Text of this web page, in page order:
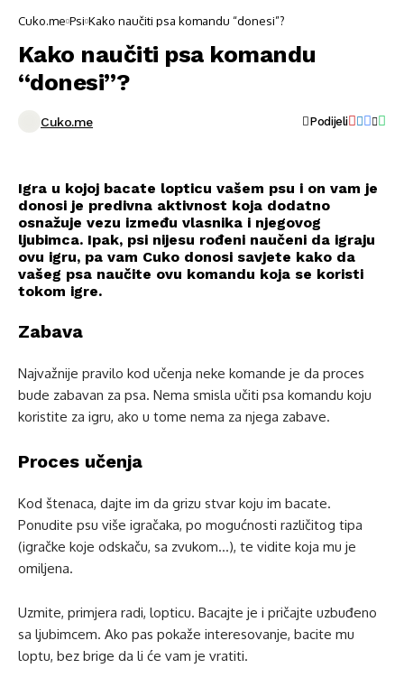
Cuko.me Psi Kako naučiti psa komandu “donesi”?
Kako naučiti psa komandu
“donesi”?
Cuko.me Podijeli
Igra u kojoj bacate lopticu vašem psu i on vam je
donosi je predivna aktivnost koja dodatno
osnažuje vezu između vlasnika i njegovog
ljubimca. Ipak, psi nijesu rođeni naučeni da igraju
ovu igru, pa vam Cuko donosi savjete kako da
vašeg psa naučite ovu komandu koja se koristi
tokom igre.
Zabava
Najvažnije pravilo kod učenja neke komande je da proces
bude zabavan za psa. Nema smisla učiti psa komandu koju
koristite za igru, ako u tome nema za njega zabave.
Proces učenja
Kod štenaca, dajte im da grizu stvar koju im bacate.
Ponudite psu više igračaka, po mogućnosti različitog tipa
(igračke koje odskaču, sa zvukom…), te vidite koja mu je
omiljena.
Uzmite, primjera radi, lopticu. Bacajte je i pričajte uzbuđeno
sa ljubimcem. Ako pas pokaže interesovanje, bacite mu
loptu, bez brige da li će vam je vratiti.